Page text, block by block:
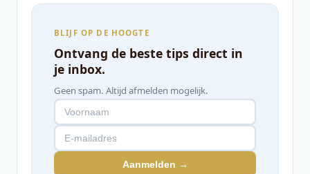
BLIJF OP DE HOOGTE
Ontvang de beste tips direct in
je inbox.
Geen spam. Altijd afmelden mogelijk.
Aanmelden →